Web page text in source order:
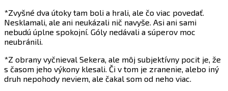
*Zvyšné dva útoky tam boli a hrali, ale čo viac povedať.
Nesklamali, ale ani neukázali nič navyše. Asi ani sami
nebudú úplne spokojní. Góly nedávali a súperov moc
neubránili.
*Z obrany vyčnieval Sekera, ale môj subjektívny pocit je, že
s časom jeho výkony klesali. Či v tom je zranenie, alebo iný
druh nepohody neviem, ale čakal som od neho viac.